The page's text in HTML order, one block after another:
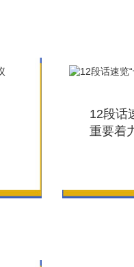
12段话
重要着